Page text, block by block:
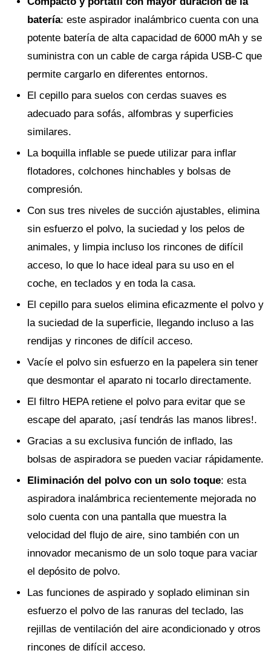
batería: este aspirador inalámbrico cuenta con una
potente batería de alta capacidad de 6000 mAh y se
suministra con un cable de carga rápida USB-C que
permite cargarlo en diferentes entornos.
El cepillo para suelos con cerdas suaves es
adecuado para sofás, alfombras y superficies
similares.
La boquilla inflable se puede utilizar para inflar
flotadores, colchones hinchables y bolsas de
compresión.
Con sus tres niveles de succión ajustables, elimina
sin esfuerzo el polvo, la suciedad y los pelos de
animales, y limpia incluso los rincones de difícil
acceso, lo que lo hace ideal para su uso en el
coche, en teclados y en toda la casa.
El cepillo para suelos elimina eficazmente el polvo y
la suciedad de la superficie, llegando incluso a las
rendijas y rincones de difícil acceso.
Vacíe el polvo sin esfuerzo en la papelera sin tener
que desmontar el aparato ni tocarlo directamente.
El filtro HEPA retiene el polvo para evitar que se
escape del aparato, ¡así tendrás las manos libres!.
Gracias a su exclusiva función de inflado, las
bolsas de aspiradora se pueden vaciar rápidamente.
Eliminación del polvo con un solo toque: esta
aspiradora inalámbrica recientemente mejorada no
solo cuenta con una pantalla que muestra la
velocidad del flujo de aire, sino también con un
innovador mecanismo de un solo toque para vaciar
el depósito de polvo.
Las funciones de aspirado y soplado eliminan sin
esfuerzo el polvo de las ranuras del teclado, las
rejillas de ventilación del aire acondicionado y otros
rincones de difícil acceso.